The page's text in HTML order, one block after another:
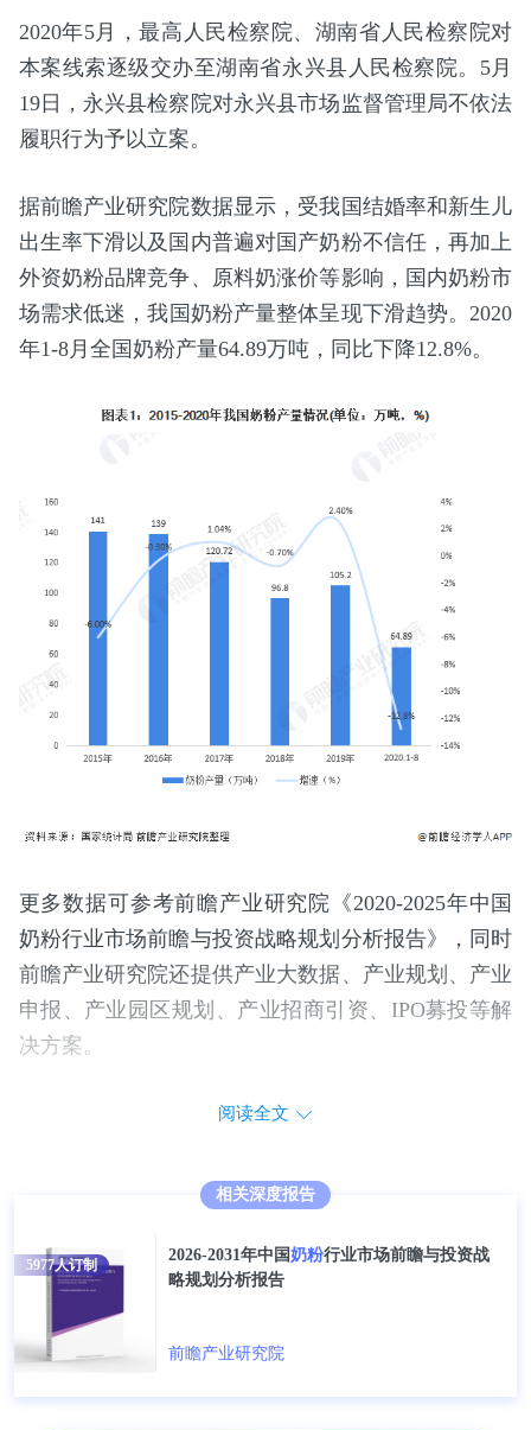
2020年5月，最高人民检察院、湖南省人民检察院对
本案线索逐级交办至湖南省永兴县人民检察院。5月
19日，永兴县检察院对永兴县市场监督管理局不依法
履职行为予以立案。
据前瞻产业研究院数据显示，受我国结婚率和新生儿
出生率下滑以及国内普遍对国产奶粉不信任，再加上
外资奶粉品牌竞争、原料奶涨价等影响，国内奶粉市
场需求低迷，我国奶粉产量整体呈现下滑趋势。2020
年1-8月全国奶粉产量64.89万吨，同比下降12.8%。
更多数据可参考前瞻产业研究院《2020-2025年中国
奶粉行业市场前瞻与投资战略规划分析报告》，同时
前瞻产业研究院还提供产业大数据、产业规划、产业
申报、产业园区规划、产业招商引资、IPO募投等解
决方案。
阅读全文
相关深度报告
2026-2031年中国奶粉行业市场前瞻与投资战
略规划分析报告
前瞻产业研究院
5977人订制